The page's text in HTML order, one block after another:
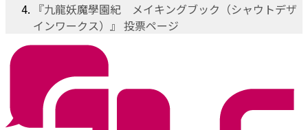
『九龍妖魔學園紀 メイキングブック（シャウトデザ
インワークス）』 投票ページ